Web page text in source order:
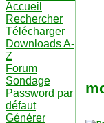
Accueil
Rechercher
Télécharger
Downloads A-
Z
Forum
Sondage
Password par
défaut
Générer